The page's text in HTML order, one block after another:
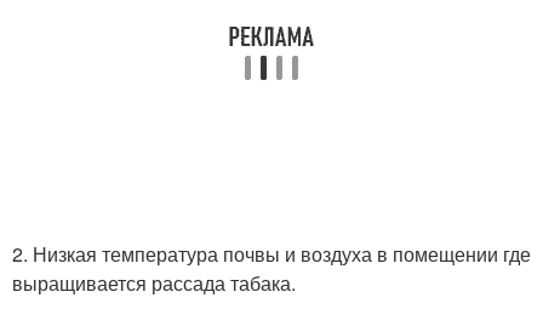
2. Низкая температура почвы и воздуха в помещении где
выращивается рассада табака.